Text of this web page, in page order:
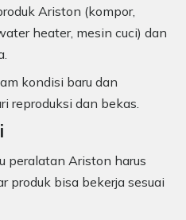
Ariston (kompor,
heater, mesin cuci) dan
kondisi baru dan
reproduksi dan bekas.
peralatan Ariston harus
produk bisa bekerja sesuai